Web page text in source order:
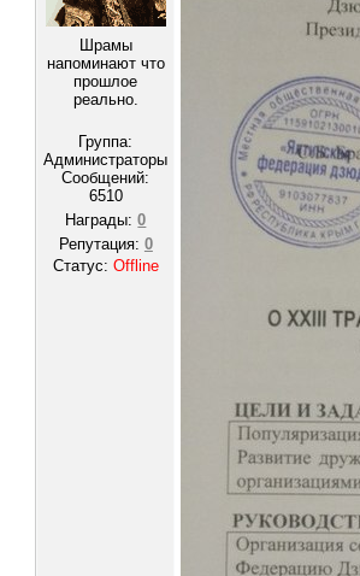
Шрамы
напоминают что
прошлое
реально.
Группа:
Администраторы
Сообщений:
6510
Награды:0
Репутация: 0
Статус: Offline